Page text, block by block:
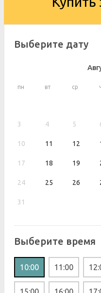
Выберите дату
пн вт ср
3 4 5
10 11 12
17 18 19
24 25 26
31
Выберите время
10:00 11:00